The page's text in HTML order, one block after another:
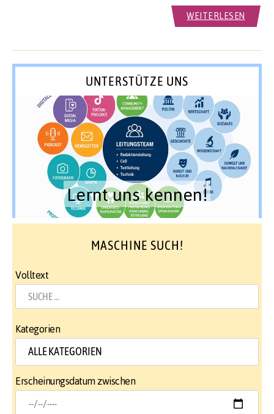
WEITERLESEN
UNTERSTÜTZE UNS
Lernt uns kennen!
MASCHINE SUCH!
Volltext
Kategorien
Erscheinungsdatum zwischen